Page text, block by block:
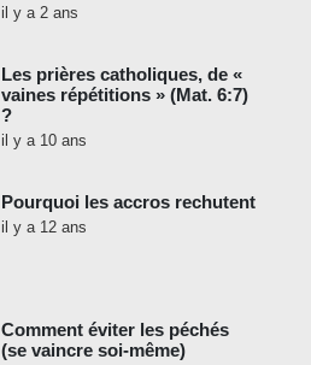
il y a 2 ans
Les prières catholiques, de «
vaines répétitions » (Mat. 6:7)
?
il y a 10 ans
Pourquoi les accros rechutent
il y a 12 ans
Comment éviter les péchés
(se vaincre soi-même)